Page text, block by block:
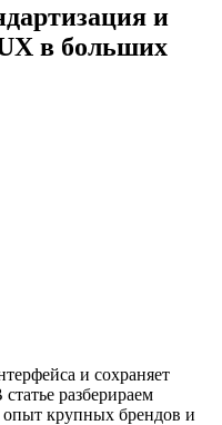
и
в больших
и сохраняет
разберираем
опыт крупных брендов и